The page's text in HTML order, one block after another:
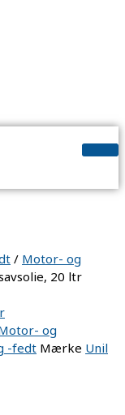
/ Motor- og
20 ltr
og
-fedt Mærke Unil